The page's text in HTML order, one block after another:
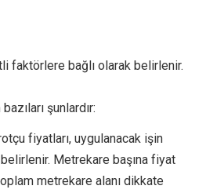
faktörlere bağlı olarak belirlenir.
şunlardır:
fiyatları, uygulanacak işin
Metrekare başına fiyat
metrekare alanı dikkate